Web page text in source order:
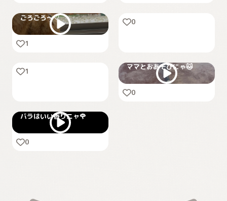
ごろごろ～♡
1
0
おやつ🍪💕はよくれ🤲
1 ママとおあそびにゃ🐱
0
バラはいい香りニャ🌹
0